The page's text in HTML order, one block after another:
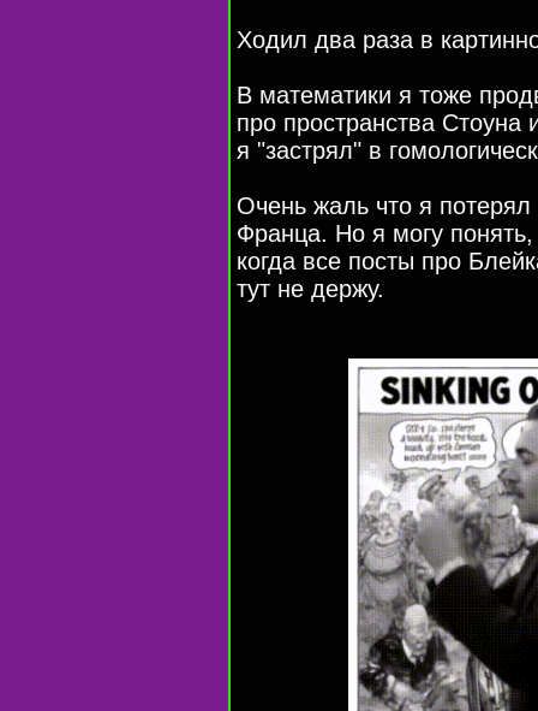
Ходил два раза в
В математики я тоже
про пространства Стоуна
я "застрял" в
Очень жаль что я
Франца. Но я могу понять,
когда все посты про
тут не держу.